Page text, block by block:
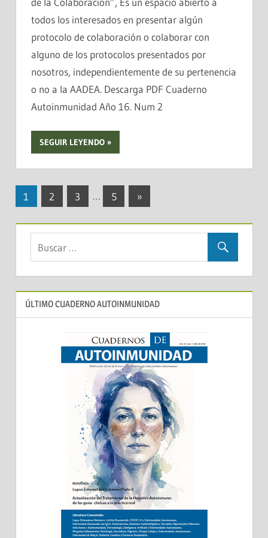
todos los interesados en presentar algún
protocolo de colaboración o colaborar con
alguno de los protocolos presentados por
nosotros, independientemente de su pertenencia
o no a la AADEA. Descarga PDF Cuaderno
Autoinmunidad Año 16. Num 2
SEGUIR LEYENDO
Navegación
de
entradas
1 2 3 … 5
Entradas
»
ÚLTIMO CUADERNO AUTOINMUNIDAD